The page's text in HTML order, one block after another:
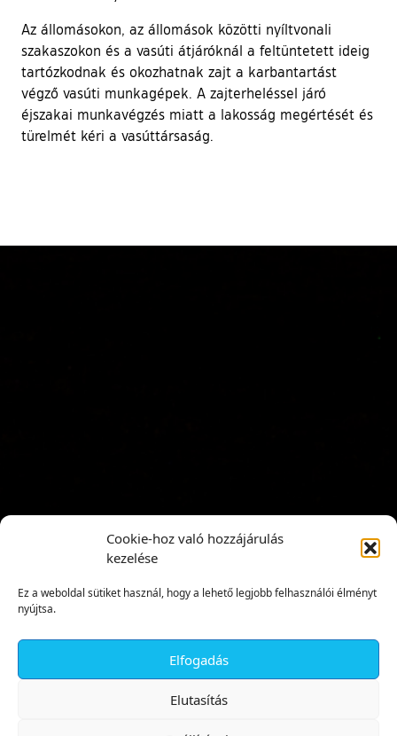
Cookie-hoz való hozzájárulás
kezelése
Ez a weboldal sütiket használ, hogy a lehető legjobb felhasználói élményt
nyújtsa.
Elfogadás
Elutasítás
Az állomásokon, az állomások közötti nyíltvonali
szakaszokon és a vasúti átjáróknál a feltüntetett ideig
tartózkodnak és okozhatnak zajt a karbantartást
végző vasúti munkagépek. A zajterheléssel járó
éjszakai munkavégzés miatt a lakosság megértését és
türelmét kéri a vasúttársaság.
✕